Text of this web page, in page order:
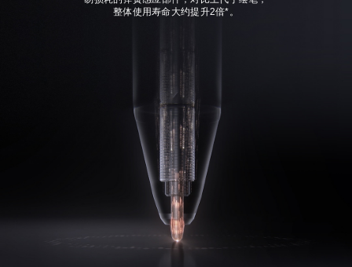
整体使用寿命大约提升2倍*。